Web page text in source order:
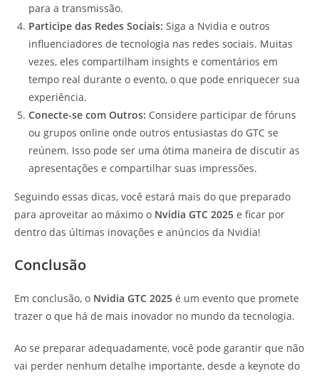
para a transmissão.
Participe das Redes Sociais: Siga a Nvidia e outros
influenciadores de tecnologia nas redes sociais. Muitas
vezes, eles compartilham insights e comentários em
tempo real durante o evento, o que pode enriquecer sua
experiência.
Conecte-se com Outros: Considere participar de fóruns
ou grupos online onde outros entusiastas do GTC se
reúnem. Isso pode ser uma ótima maneira de discutir as
apresentações e compartilhar suas impressões.
Seguindo essas dicas, você estará mais do que preparado
para aproveitar ao máximo o Nvidia GTC 2025 e ficar por
dentro das últimas inovações e anúncios da Nvidia!
Conclusão
Em conclusão, o Nvidia GTC 2025 é um evento que promete
trazer o que há de mais inovador no mundo da tecnologia.
Ao se preparar adequadamente, você pode garantir que não
vai perder nenhum detalhe importante, desde a keynote do